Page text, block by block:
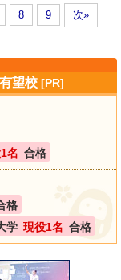
8 9 次»
望校 [PR]
名 合格
格
学 現役1名 合格